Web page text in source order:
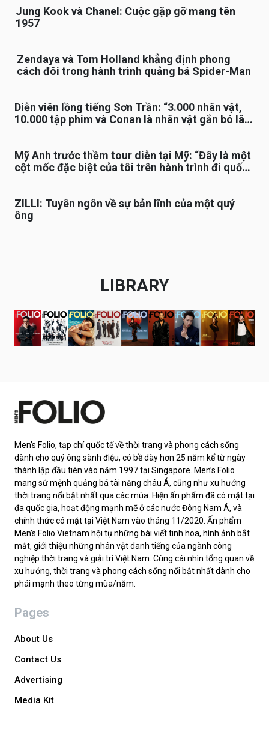
Jung Kook và Chanel: Cuộc gặp gỡ mang tên
1957
Zendaya và Tom Holland khẳng định phong
cách đôi trong hành trình quảng bá Spider-Man
Diễn viên lồng tiếng Sơn Trần: “3.000 nhân vật,
10.000 tập phim và Conan là nhân vật gắn bó lâu
Mỹ Anh trước thềm tour diễn tại Mỹ: “Đây là một
cột mốc đặc biệt của tôi trên hành trình đi quốc
ZILLI: Tuyên ngôn về sự bản lĩnh của một quý
ông
LIBRARY
Men’s Folio, tạp chí quốc tế về thời trang và phong cách sống
dành cho quý ông sành điệu, có bề dày hơn 25 năm kể từ ngày
thành lập đầu tiên vào năm 1997 tại Singapore. Men’s Folio
mang sứ mệnh quảng bá tài năng châu Á, cũng như xu hướng
thời trang nổi bật nhất qua các mùa. Hiện ấn phẩm đã có mặt tại
đa quốc gia, hoạt động mạnh mẽ ở các nước Đông Nam Á, và
chính thức có mặt tại Việt Nam vào tháng 11/2020. Ấn phẩm
Men’s Folio Vietnam hội tụ những bài viết tinh hoa, hình ảnh bắt
mắt, giới thiệu những nhân vật danh tiếng của ngành công
nghiệp thời trang và giải trí Việt Nam. Cùng cái nhìn tổng quan về
xu hướng, thời trang và phong cách sống nổi bật nhất dành cho
phái mạnh theo từng mùa/năm.
Pages
About Us
Contact Us
Advertising
Media Kit